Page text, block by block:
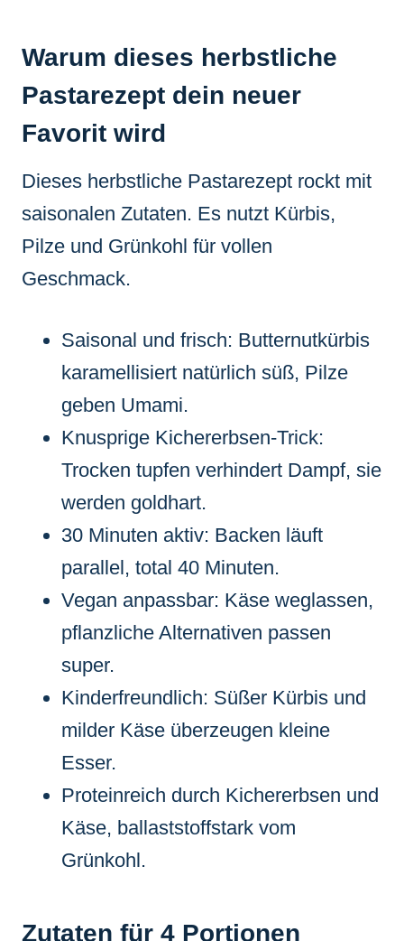
Warum dieses herbstliche
Pastarezept dein neuer
Favorit wird
Dieses herbstliche Pastarezept rockt mit
saisonalen Zutaten. Es nutzt Kürbis,
Pilze und Grünkohl für vollen
Geschmack.
Saisonal und frisch: Butternutkürbis
karamellisiert natürlich süß, Pilze
geben Umami.
Knusprige Kichererbsen-Trick:
Trocken tupfen verhindert Dampf, sie
werden goldhart.
30 Minuten aktiv: Backen läuft
parallel, total 40 Minuten.
Vegan anpassbar: Käse weglassen,
pflanzliche Alternativen passen
super.
Kinderfreundlich: Süßer Kürbis und
milder Käse überzeugen kleine
Esser.
Proteinreich durch Kichererbsen und
Käse, ballaststoffstark vom
Grünkohl.
Zutaten für 4 Portionen